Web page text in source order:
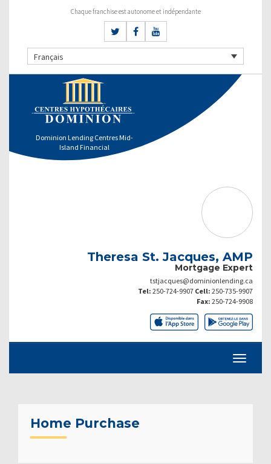
Chaque franchise est autonome et indépendante
Français
Dominion Lending Centres Mid-
Island Financial
Theresa St. Jacques, AMP
Mortgage Expert
tstjacques@dominionlending.ca
Tel: 250-724-9907 Cell: 250-735-9907
Fax: 250-724-9908
Home Purchase